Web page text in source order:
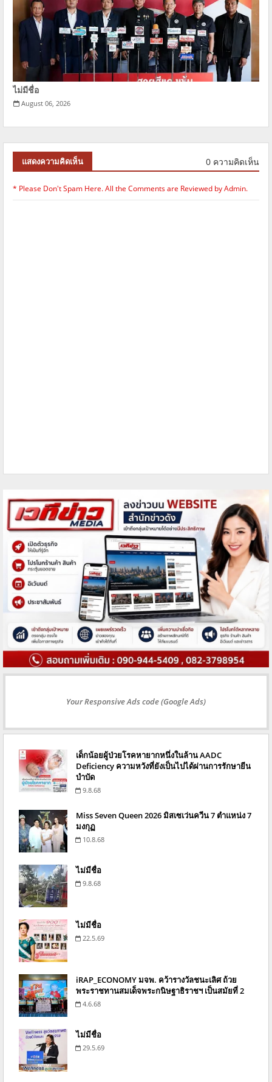
ไม่มีชื่อ
August 06, 2026
แสดงความคิดเห็น 0 ความคิดเห็น
* Please Don't Spam Here. All the Comments are Reviewed by Admin.
Your Responsive Ads code (Google Ads)
เด็กน้อยผู้ป่วยโรคหายากหนึ่งในล้าน AADC
Deficiency ความหวังที่ยังเป็นไปได้ผ่านการรักษายีน
บำบัด
9.8.68
Miss Seven Queen 2026 มิสเซเว่นควีน 7 ตำแหน่ง 7
มงกุฏ
10.8.68
ไม่มีชื่อ
9.8.68
ไม่มีชื่อ
22.5.69
iRAP_ECONOMY มจพ. คว้ารางวัลชนะเลิศ ถ้วย
พระราชทานสมเด็จพระกนิษฐาธิราชฯ เป็นสมัยที่ 2
4.6.68
ไม่มีชื่อ
29.5.69